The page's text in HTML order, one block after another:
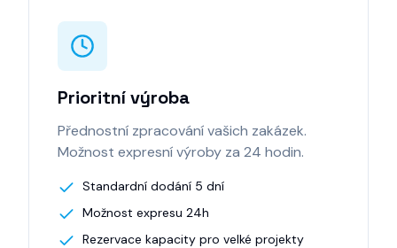
Prioritní výroba
Přednostní zpracování vašich zakázek.
Možnost expresní výroby za 24 hodin.
Standardní dodání 5 dní
Možnost expresu 24h
Rezervace kapacity pro velké projekty